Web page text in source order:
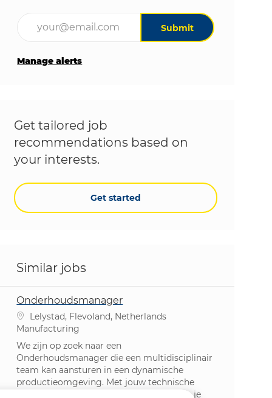
Submit
Manage alerts
Get tailored job
recommendations based on
your interests.
Get started
Similar jobs
Onderhoudsmanager
Location
Lelystad, Flevoland, Netherlands
Category
Manufacturing
We zijn op zoek naar een
Onderhoudsmanager die een multidisciplinair
team kan aansturen in een dynamische
productieomgeving. Met jouw technische
expertise en leiderschapskwaliteiten zorg je